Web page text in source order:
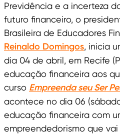
Previdência e a incerteza
futuro financeiro, o
Brasileira de Educadores
Reinaldo Domingos, inicia
dia 04 de abril, em Recife
educação financeira aos
curso Empreenda seu Ser
acontece no dia 06
educação financeira com
empreendedorismo que